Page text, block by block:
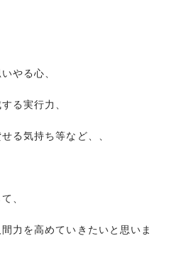
やる心、
る実行力、
る気持ち等など、、
、
力を高めていきたいと思いま